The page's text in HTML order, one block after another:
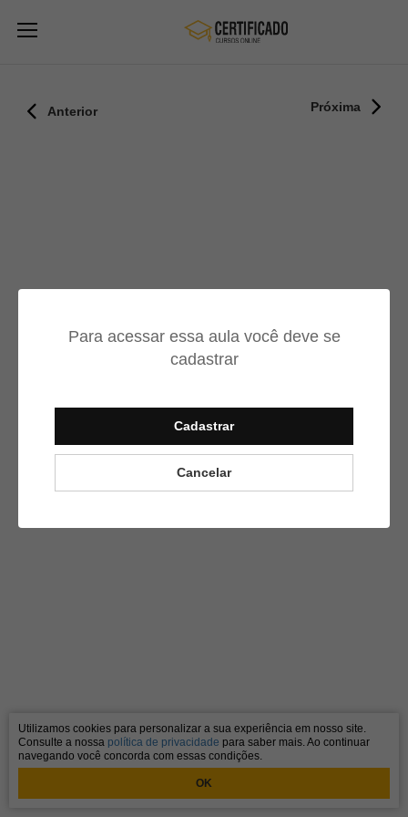
Para acessar essa aula você deve se
cadastrar
Cadastrar
Cancelar
Anterior Próxima
Utilizamos cookies para personalizar a sua experiência em nosso site.
Consulte a nossa política de privacidade para saber mais. Ao continuar
navegando você concorda com essas condições.
OK